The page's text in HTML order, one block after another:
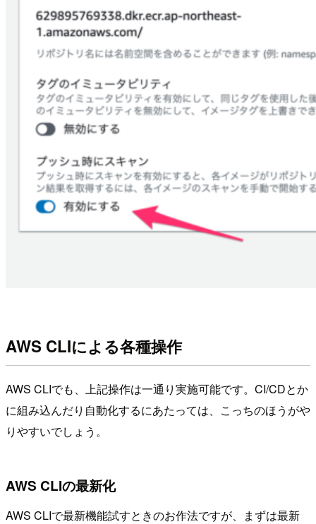
AWS CLIによる各種操作
AWS CLIでも、上記操作は一通り実施可能です。CI/CDとか
に組み込んだり自動化するにあたっては、こっちのほうがや
りやすいでしょう。
AWS CLIの最新化
AWS CLIで最新機能試すときのお作法ですが、まずは最新